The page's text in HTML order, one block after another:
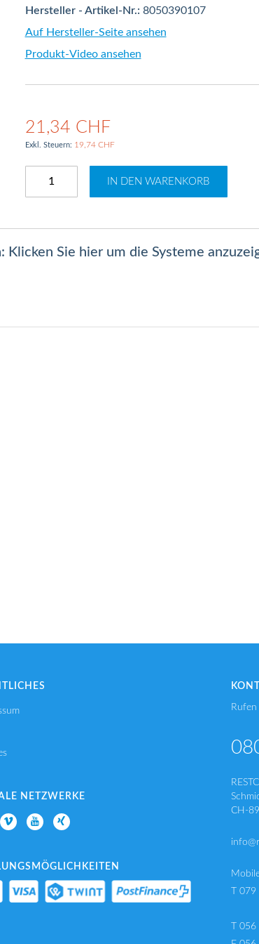
Hersteller - Artikel-Nr.: 8050390107
Auf Hersteller-Seite ansehen
Produkt-Video ansehen
21,34 CHF
19,74 CHF
IN DEN WARENKORB
Sie hier um die Systeme
NETZWERKE
CH-
T
T